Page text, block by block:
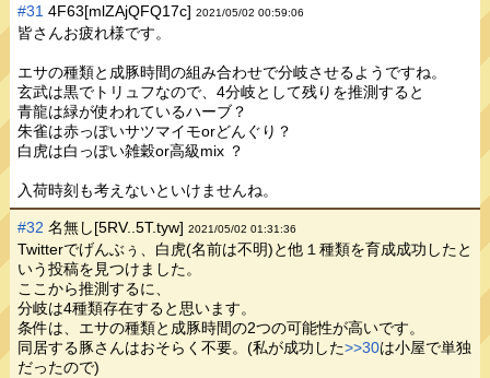
#31 4F63[mlZAjQFQ17c]2021/05/02 00:59:06
皆さんお疲れ様です。
エサの種類と成豚時間の組み合わせで分岐させるようですね。
玄武は黒でトリュフなので、4分岐として残りを推測すると
青龍は緑が使われているハーブ？
朱雀は赤っぽいサツマイモorどんぐり？
白虎は白っぽい雑穀or高級mix ？
入荷時刻も考えないといけませんね。
#32 名無し[5RV..5T.tyw]2021/05/02 01:31:36
Twitterでげんぶぅ、白虎(名前は不明)と他１種類を育成成功したと
いう投稿を見つけました。
ここから推測するに、
分岐は4種類存在すると思います。
条件は、エサの種類と成豚時間の2つの可能性が高いです。
同居する豚さんはおそらく不要。(私が成功した>>30は小屋で単独
だったので)